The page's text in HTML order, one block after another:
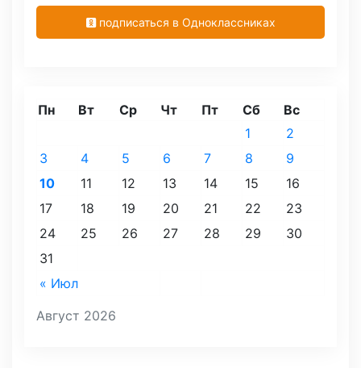
подписаться в Одноклассниках
Август 2026
Пн Вт Ср Чт Пт Сб Вс
« Июл
1
2
3
4 5 6 7 8
9
10
11 12 13 14 15
16
17
18 19 20 21 22
23
24
25 26 27 28 29
30
31